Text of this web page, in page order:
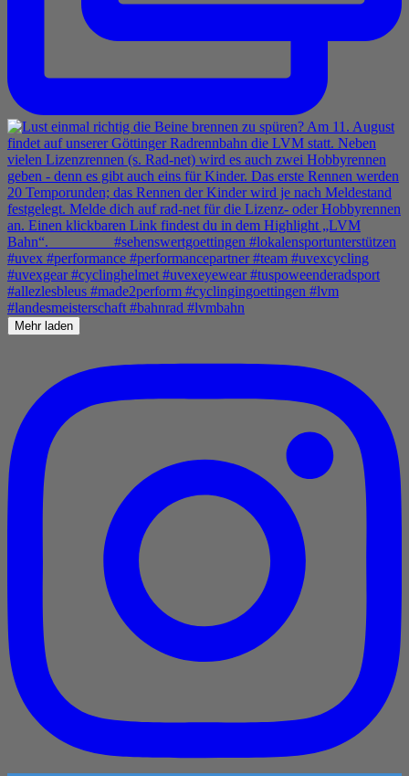
Mehr laden